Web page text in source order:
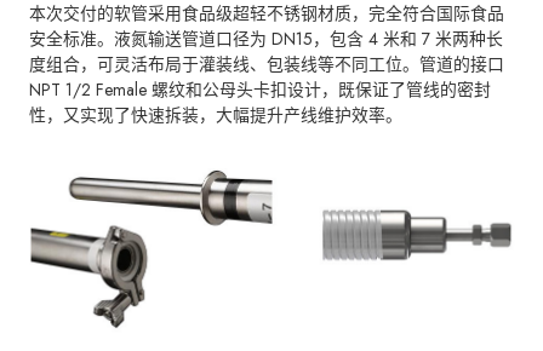
本次交付的软管采用食品级超轻不锈钢材质，完全符合国际食品
安全标准。液氮输送管道口径为 DN15，包含 4 米和 7 米两种长
度组合，可灵活布局于灌装线、包装线等不同工位。管道的接口
NPT 1/2 Female 螺纹和公母头卡扣设计，既保证了管线的密封
性，又实现了快速拆装，大幅提升产线维护效率。